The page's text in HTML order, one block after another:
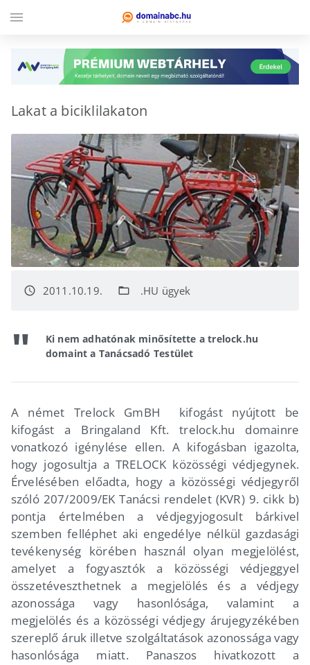
Lakat a biciklilakaton
access_time 2011.10.19. folder_open .HU ügyek
Ki nem adhatónak minősítette a trelock.hu
domaint a Tanácsadó Testület
A német Trelock GmBH kifogást nyújtott be
kifogást a Bringaland Kft. trelock.hu domainre
vonatkozó igénylése ellen. A kifogásban igazolta,
hogy jogosultja a TRELOCK közösségi védjegynek.
Érvelésében előadta, hogy a közösségi védjegyről
szóló 207/2009/EK Tanácsi rendelet (KVR) 9. cikk b)
pontja értelmében a védjegyjogosult bárkivel
szemben felléphet aki engedélye nélkül gazdasági
tevékenység körében használ olyan megjelölést,
amelyet a fogyasztók a közösségi védjeggyel
összetéveszthetnek a megjelölés és a védjegy
azonossága vagy hasonlósága, valamint a
megjelölés és a közösségi védjegy árujegyzékében
szereplő áruk illetve szolgáltatások azonossága vagy
hasonlósága miatt. Panaszos hivatkozott a
menu